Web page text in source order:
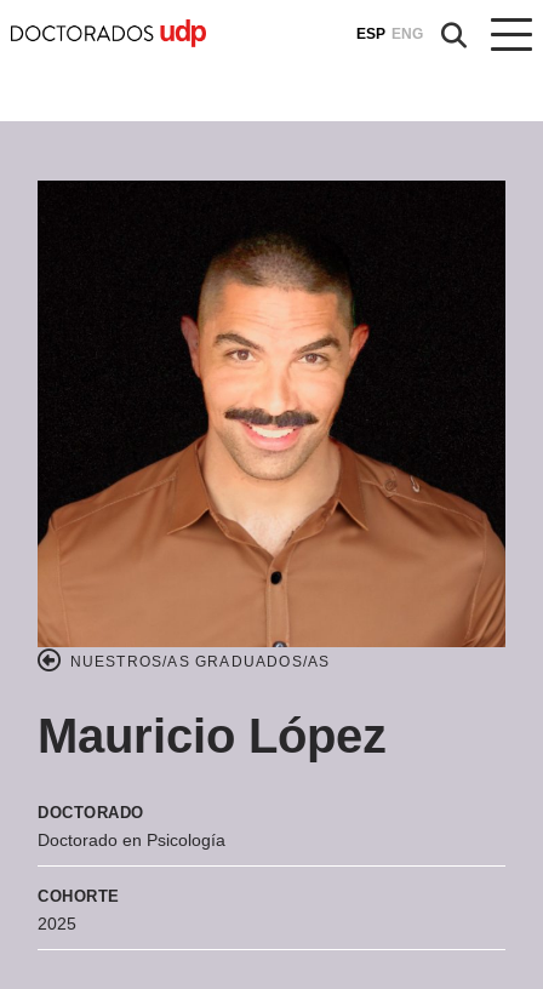
ESP ENG
NUESTROS/AS GRADUADOS/AS
Mauricio López
DOCTORADO
Doctorado en Psicología
COHORTE
2025